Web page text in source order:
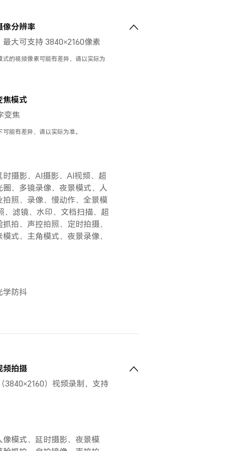
像分辨率
最大可支持 3840×2160像素
式的视频像素可能有差异，请以实际为
焦模式
变焦
能有差异，请以实际为准。
时摄影、AI摄影、AI视频、超
圈、多镜录像、夜景模式、人
拍照、录像、慢动作、全景模
、滤镜、水印、文档扫描、超
拍、声控拍照、定时拍摄、
式、主角模式、夜景录像、
学防抖
频拍摄
3840×2160）视频录制，支持
像模式、延时摄影、夜景模